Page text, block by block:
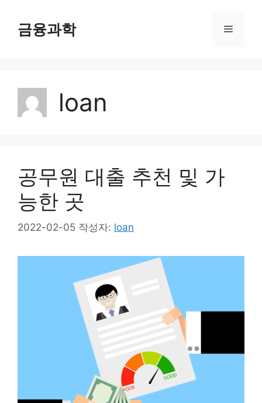
금융과학 메
loan
공무원 대출 추천 및 가
능한 곳
2022-02-05 작성자: loan